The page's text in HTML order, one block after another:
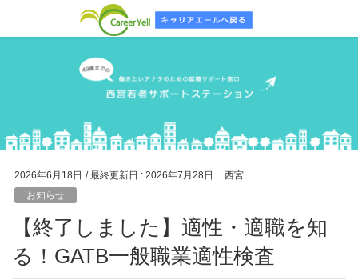
2026年6月18日 / 最終更新日 : 2026年7月28日
西宮
お知らせ
【終了しました】適性・適職を知
る！GATB一般職業適性検査